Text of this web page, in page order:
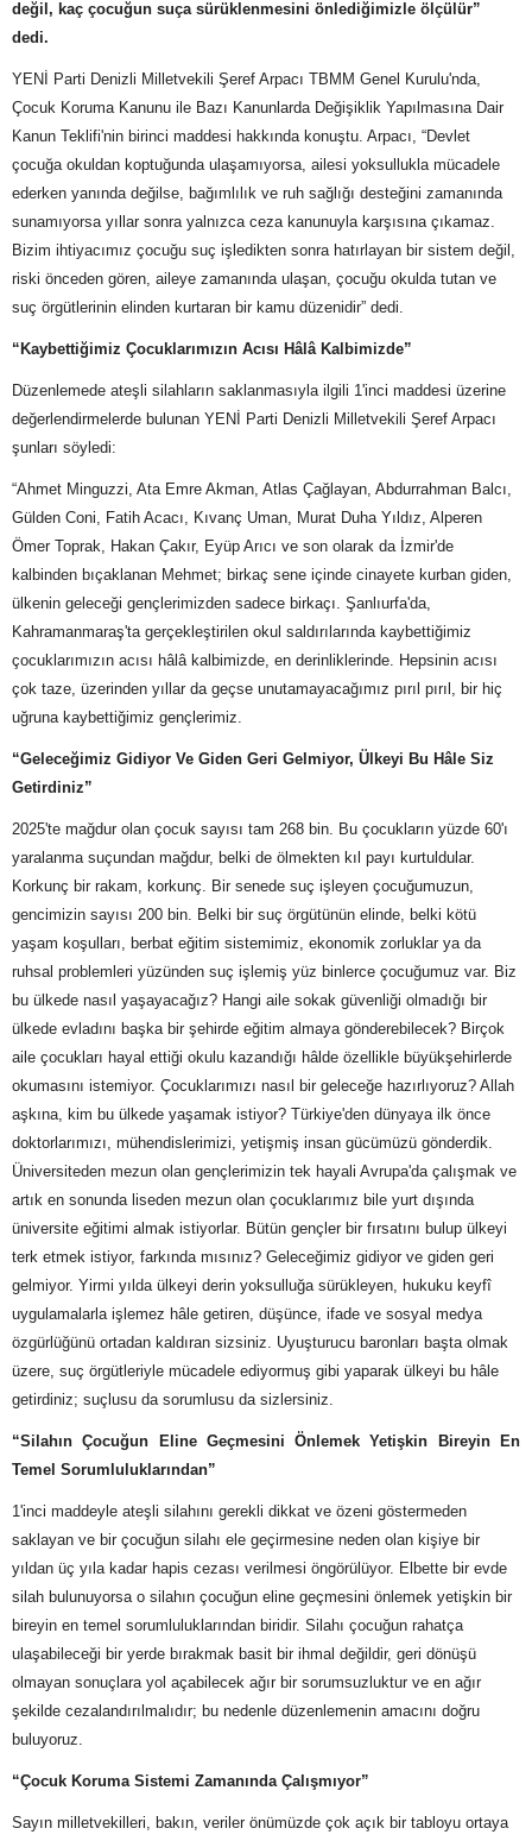
değil, kaç çocuğun suça sürüklenmesini önlediğimizle ölçülür”
dedi.
YENİ Parti Denizli Milletvekili Şeref Arpacı TBMM Genel Kurulu'nda,
Çocuk Koruma Kanunu ile Bazı Kanunlarda Değişiklik Yapılmasına Dair
Kanun Teklifi'nin birinci maddesi hakkında konuştu. Arpacı, “Devlet
çocuğa okuldan koptuğunda ulaşamıyorsa, ailesi yoksullukla mücadele
ederken yanında değilse, bağımlılık ve ruh sağlığı desteğini zamanında
sunamıyorsa yıllar sonra yalnızca ceza kanunuyla karşısına çıkamaz.
Bizim ihtiyacımız çocuğu suç işledikten sonra hatırlayan bir sistem değil,
riski önceden gören, aileye zamanında ulaşan, çocuğu okulda tutan ve
suç örgütlerinin elinden kurtaran bir kamu düzenidir” dedi.
“Kaybettiğimiz Çocuklarımızın Acısı Hâlâ Kalbimizde”
Düzenlemede ateşli silahların saklanmasıyla ilgili 1'inci maddesi üzerine
değerlendirmelerde bulunan YENİ Parti Denizli Milletvekili Şeref Arpacı
şunları söyledi:
“Ahmet Minguzzi, Ata Emre Akman, Atlas Çağlayan, Abdurrahman Balcı,
Gülden Coni, Fatih Acacı, Kıvanç Uman, Murat Duha Yıldız, Alperen
Ömer Toprak, Hakan Çakır, Eyüp Arıcı ve son olarak da İzmir'de
kalbinden bıçaklanan Mehmet; birkaç sene içinde cinayete kurban giden,
ülkenin geleceği gençlerimizden sadece birkaçı. Şanlıurfa'da,
Kahramanmaraş'ta gerçekleştirilen okul saldırılarında kaybettiğimiz
çocuklarımızın acısı hâlâ kalbimizde, en derinliklerinde. Hepsinin acısı
çok taze, üzerinden yıllar da geçse unutamayacağımız pırıl pırıl, bir hiç
uğruna kaybettiğimiz gençlerimiz.
“Geleceğimiz Gidiyor Ve Giden Geri Gelmiyor, Ülkeyi Bu Hâle Siz
Getirdiniz”
2025'te mağdur olan çocuk sayısı tam 268 bin. Bu çocukların yüzde 60'ı
yaralanma suçundan mağdur, belki de ölmekten kıl payı kurtuldular.
Korkunç bir rakam, korkunç. Bir senede suç işleyen çocuğumuzun,
gencimizin sayısı 200 bin. Belki bir suç örgütünün elinde, belki kötü
yaşam koşulları, berbat eğitim sistemimiz, ekonomik zorluklar ya da
ruhsal problemleri yüzünden suç işlemiş yüz binlerce çocuğumuz var. Biz
bu ülkede nasıl yaşayacağız? Hangi aile sokak güvenliği olmadığı bir
ülkede evladını başka bir şehirde eğitim almaya gönderebilecek? Birçok
aile çocukları hayal ettiği okulu kazandığı hâlde özellikle büyükşehirlerde
okumasını istemiyor. Çocuklarımızı nasıl bir geleceğe hazırlıyoruz? Allah
aşkına, kim bu ülkede yaşamak istiyor? Türkiye'den dünyaya ilk önce
doktorlarımızı, mühendislerimizi, yetişmiş insan gücümüzü gönderdik.
Üniversiteden mezun olan gençlerimizin tek hayali Avrupa'da çalışmak ve
artık en sonunda liseden mezun olan çocuklarımız bile yurt dışında
üniversite eğitimi almak istiyorlar. Bütün gençler bir fırsatını bulup ülkeyi
terk etmek istiyor, farkında mısınız? Geleceğimiz gidiyor ve giden geri
gelmiyor. Yirmi yılda ülkeyi derin yoksulluğa sürükleyen, hukuku keyfî
uygulamalarla işlemez hâle getiren, düşünce, ifade ve sosyal medya
özgürlüğünü ortadan kaldıran sizsiniz. Uyuşturucu baronları başta olmak
üzere, suç örgütleriyle mücadele ediyormuş gibi yaparak ülkeyi bu hâle
getirdiniz; suçlusu da sorumlusu da sizlersiniz.
“Silahın Çocuğun Eline Geçmesini Önlemek Yetişkin Bireyin En
Temel Sorumluluklarından”
1'inci maddeyle ateşli silahını gerekli dikkat ve özeni göstermeden
saklayan ve bir çocuğun silahı ele geçirmesine neden olan kişiye bir
yıldan üç yıla kadar hapis cezası verilmesi öngörülüyor. Elbette bir evde
silah bulunuyorsa o silahın çocuğun eline geçmesini önlemek yetişkin bir
bireyin en temel sorumluluklarından biridir. Silahı çocuğun rahatça
ulaşabileceği bir yerde bırakmak basit bir ihmal değildir, geri dönüşü
olmayan sonuçlara yol açabilecek ağır bir sorumsuzluktur ve en ağır
şekilde cezalandırılmalıdır; bu nedenle düzenlemenin amacını doğru
buluyoruz.
“Çocuk Koruma Sistemi Zamanında Çalışmıyor”
Sayın milletvekilleri, bakın, veriler önümüzde çok açık bir tabloyu ortaya